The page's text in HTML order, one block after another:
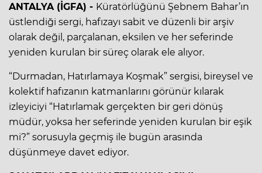
ANTALYA (İGFA) - Küratörlüğünü Şebnem Bahar’ın
üstlendiği sergi, hafızayı sabit ve düzenli bir arşiv
olarak değil, parçalanan, eksilen ve her seferinde
yeniden kurulan bir süreç olarak ele alıyor.
“Durmadan, Hatırlamaya Koşmak” sergisi, bireysel ve
kolektif hafızanın katmanlarını görünür kılarak
izleyiciyi “Hatırlamak gerçekten bir geri dönüş
müdür, yoksa her seferinde yeniden kurulan bir eşik
mi?” sorusuyla geçmiş ile bugün arasında
düşünmeye davet ediyor.